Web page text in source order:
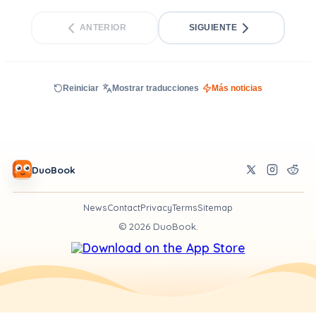
ANTERIOR SIGUIENTE
Reiniciar Mostrar traducciones Más noticias
DuoBook
NewsContactPrivacyTermsSitemap
© 2026DuoBook.